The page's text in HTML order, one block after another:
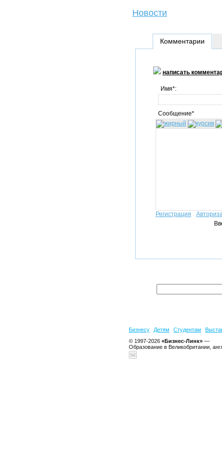
Новости
Комментарии
написать
Имя*:
Сообщение*
Регистрация
Бизнесу Детям Студентам
© 1997-2026 «Бизнес-Линк» —
Образование в Великобритании,